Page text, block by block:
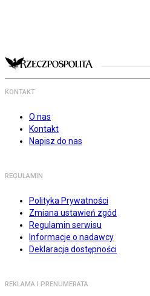
KONTAKT
O nas
Kontakt
Napisz do nas
REGULAMIN
Polityka Prywatności
Zmiana ustawień zgód
Regulamin serwisu
Informacje o nadawcy
Deklaracja dostępności
REKLAMA I PRENUMERATA